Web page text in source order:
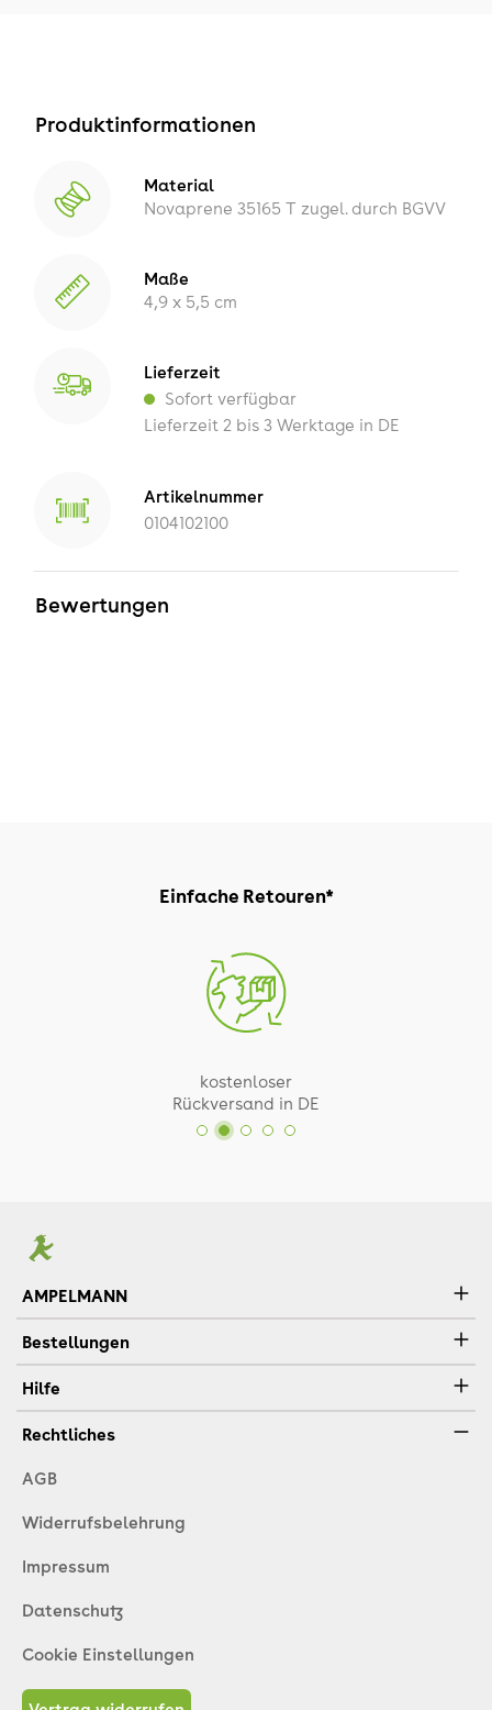
Produktinformationen
Material
Novaprene 35165 T zugel. durch BGVV
Maße
4,9 x 5,5 cm
Lieferzeit
Sofort verfügbar
Lieferzeit 2 bis 3 Werktage in DE
Artikelnummer
0104102100
Bewertungen
Einfache Retouren*
kostenloser
Rückversand in DE
AMPELMANN
Bestellungen
Hilfe
Rechtliches
AGB
Widerrufsbelehrung
Impressum
Datenschutz
Cookie Einstellungen